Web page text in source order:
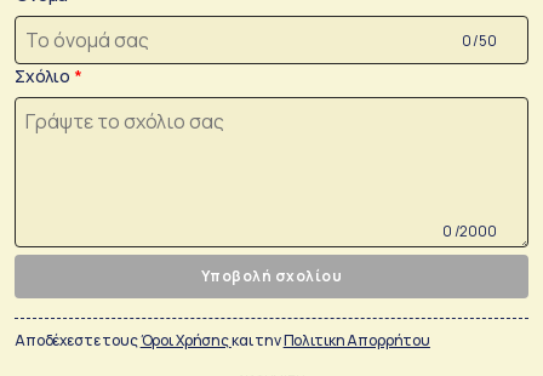
0 /50
Σχόλιο
0 /2000
Υποβολή σχολίου
Αποδέχεστε τουςΌροι Χρήσηςκαι τηνΠολιτικη Απορρήτου